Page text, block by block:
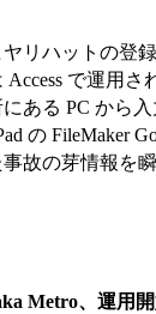
リハットの登
で運用さ
ある PC から
の FileMaker
故の芽情報を
Metro、運用